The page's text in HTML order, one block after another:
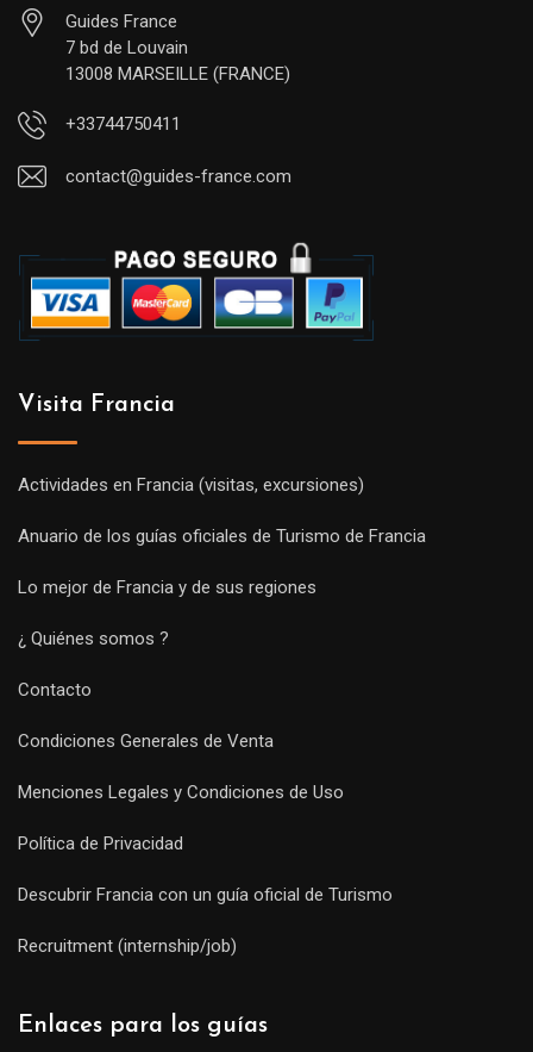
Guides France
7 bd de Louvain
13008 MARSEILLE (FRANCE)
+33744750411
contact@guides-france.com
Visita Francia
Actividades en Francia (visitas, excursiones)
Anuario de los guías oficiales de Turismo de Francia
Lo mejor de Francia y de sus regiones
¿ Quiénes somos ?
Contacto
Condiciones Generales de Venta
Menciones Legales y Condiciones de Uso
Política de Privacidad
Descubrir Francia con un guía oficial de Turismo
Recruitment (internship/job)
Enlaces para los guías